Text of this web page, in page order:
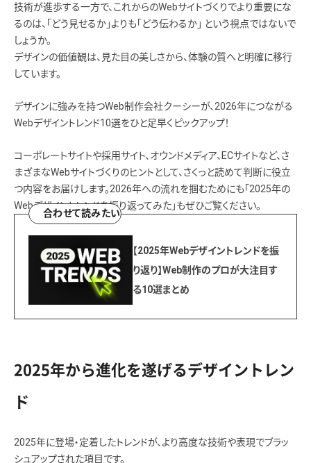
技術が進歩する一方で、これからのWebサイトづくりでより重要にな
るのは、「どう見せるか」よりも「どう伝わるか」 という視点ではないで
しょうか。
デザインの価値観は、見た目の美しさから、体験の質へと明確に移行
しています。
デザインに強みを持つWeb制作会社クーシーが、2026年につながる
Webデザイントレンド10選をひと足早くピックアップ！
コーポレートサイトや採用サイト、オウンドメディア、ECサイトなど、さ
まざまなWebサイトづくりのヒントとして、さくっと読めて判断に役立
つ内容をお届けします。2026年への流れを掴むためにも「2025年の
Webデザイントレンドを振り返ってみた」もぜひご覧ください。
合わせて読みたい
【2025年Webデザイントレンドを振
り返り】Web制作のプロが大注目す
る10選まとめ
2025年から進化を遂げるデザイントレン
ド
2025年に登場・定着したトレンドが、より高度な技術や表現でブラッ
シュアップされた項目です。